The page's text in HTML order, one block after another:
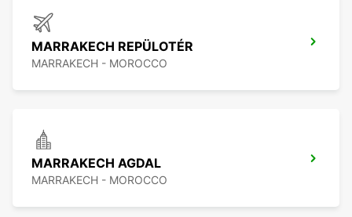
MARRAKECH REPÜLOTÉR
MARRAKECH - MOROCCO
MARRAKECH AGDAL
MARRAKECH - MOROCCO